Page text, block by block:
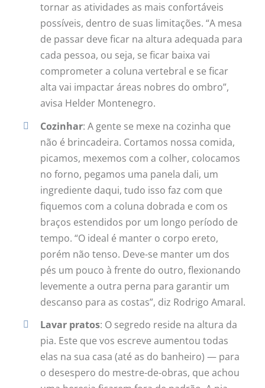
tornar as atividades as mais confortáveis
possíveis, dentro de suas limitações. “A mesa
de passar deve ficar na altura adequada para
cada pessoa, ou seja, se ficar baixa vai
comprometer a coluna vertebral e se ficar
alta vai impactar áreas nobres do ombro”,
avisa Helder Montenegro.
Cozinhar: A gente se mexe na cozinha que
não é brincadeira. Cortamos nossa comida,
picamos, mexemos com a colher, colocamos
no forno, pegamos uma panela dali, um
ingrediente daqui, tudo isso faz com que
fiquemos com a coluna dobrada e com os
braços estendidos por um longo período de
tempo. “O ideal é manter o corpo ereto,
porém não tenso. Deve-se manter um dos
pés um pouco à frente do outro, flexionando
levemente a outra perna para garantir um
descanso para as costas”, diz Rodrigo Amaral.
Lavar pratos: O segredo reside na altura da
pia. Este que vos escreve aumentou todas
elas na sua casa (até as do banheiro) — para
o desespero do mestre-de-obras, que achou